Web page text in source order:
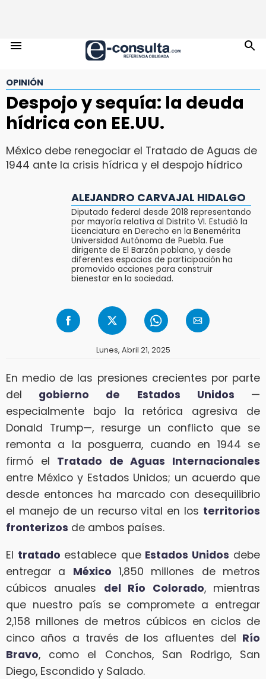
OPINIÓN
Despojo y sequía: la deuda
hídrica con EE.UU.
México debe renegociar el Tratado de Aguas de
1944 ante la crisis hídrica y el despojo hídrico
ALEJANDRO CARVAJAL HIDALGO
Diputado federal desde 2018 representando
por mayoría relativa al Distrito VI. Estudió la
Licenciatura en Derecho en la Benemérita
Universidad Autónoma de Puebla. Fue
dirigente de El Barzón poblano, y desde
diferentes espacios de participación ha
promovido acciones para construir
bienestar en la sociedad.
Lunes, Abril 21, 2025
En medio de las presiones crecientes por parte
del gobierno de Estados Unidos —
especialmente bajo la retórica agresiva de
Donald Trump—, resurge un conflicto que se
remonta a la posguerra, cuando en 1944 se
firmó el Tratado de Aguas Internacionales
entre México y Estados Unidos; un acuerdo que
desde entonces ha marcado con desequilibrio
el manejo de un recurso vital en los territorios
fronterizos de ambos países.
El tratado establece queEstados Unidos debe
entregar a México 1,850 millones de metros
cúbicos anuales del Río Colorado, mientras
que nuestro país se compromete a entregar
2,158 millones de metros cúbicos en ciclos de
cinco años a través de los afluentes del Río
Bravo, como el Conchos, San Rodrigo, San
Diego, Escondido y Salado.